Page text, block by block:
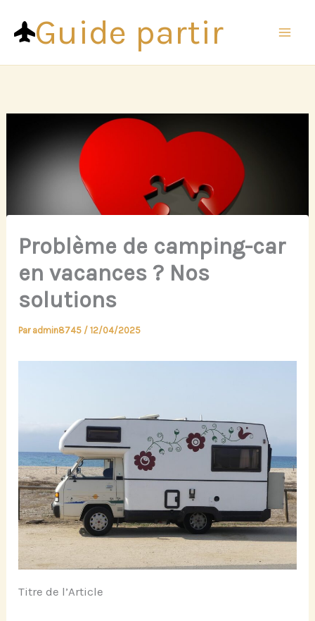
contenuGuide partir
Problème de camping-car
en vacances ? Nos
solutions
Par admin8745 /12/04/2025
Titre de l’Article